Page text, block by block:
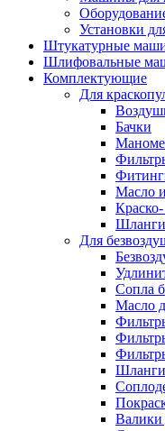
Установки
Штукатурные
Шлифовальные
Комплектующие
Для
Бачки
Масло
Шланги
Для
Сопла
Масло
Шланги
Валики